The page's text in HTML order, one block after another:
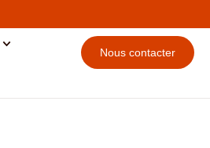
Nous contacter